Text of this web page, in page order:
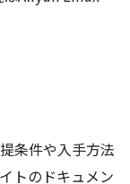
条件や入手方法
トのドキュメン